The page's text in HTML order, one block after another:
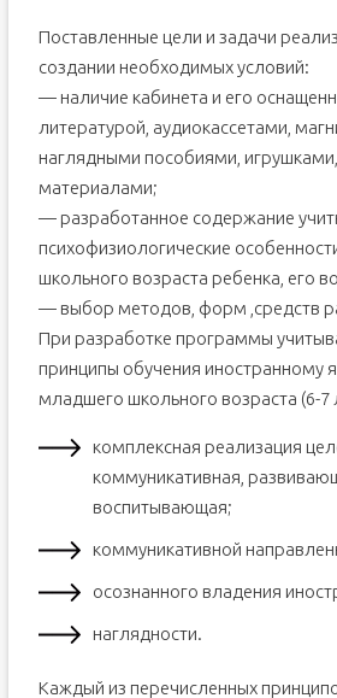
Поставленные цели и задачи
создании необходимых условий:
— наличие кабинета и его
литературой, аудиокассетами,
наглядными пособиями,
материалами;
— разработанное содержание
психофизиологические
школьного возраста ребенка, его
— выбор методов, форм ,средств
При разработке программы
принципы обучения иностранному
младшего школьного возраста (6-7
комплексная реализация
коммуникативная,
воспитывающая;
коммуникативной
осознанного владения
наглядности.
Каждый из перечисленных